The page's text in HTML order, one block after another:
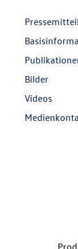
Bilder
Videos